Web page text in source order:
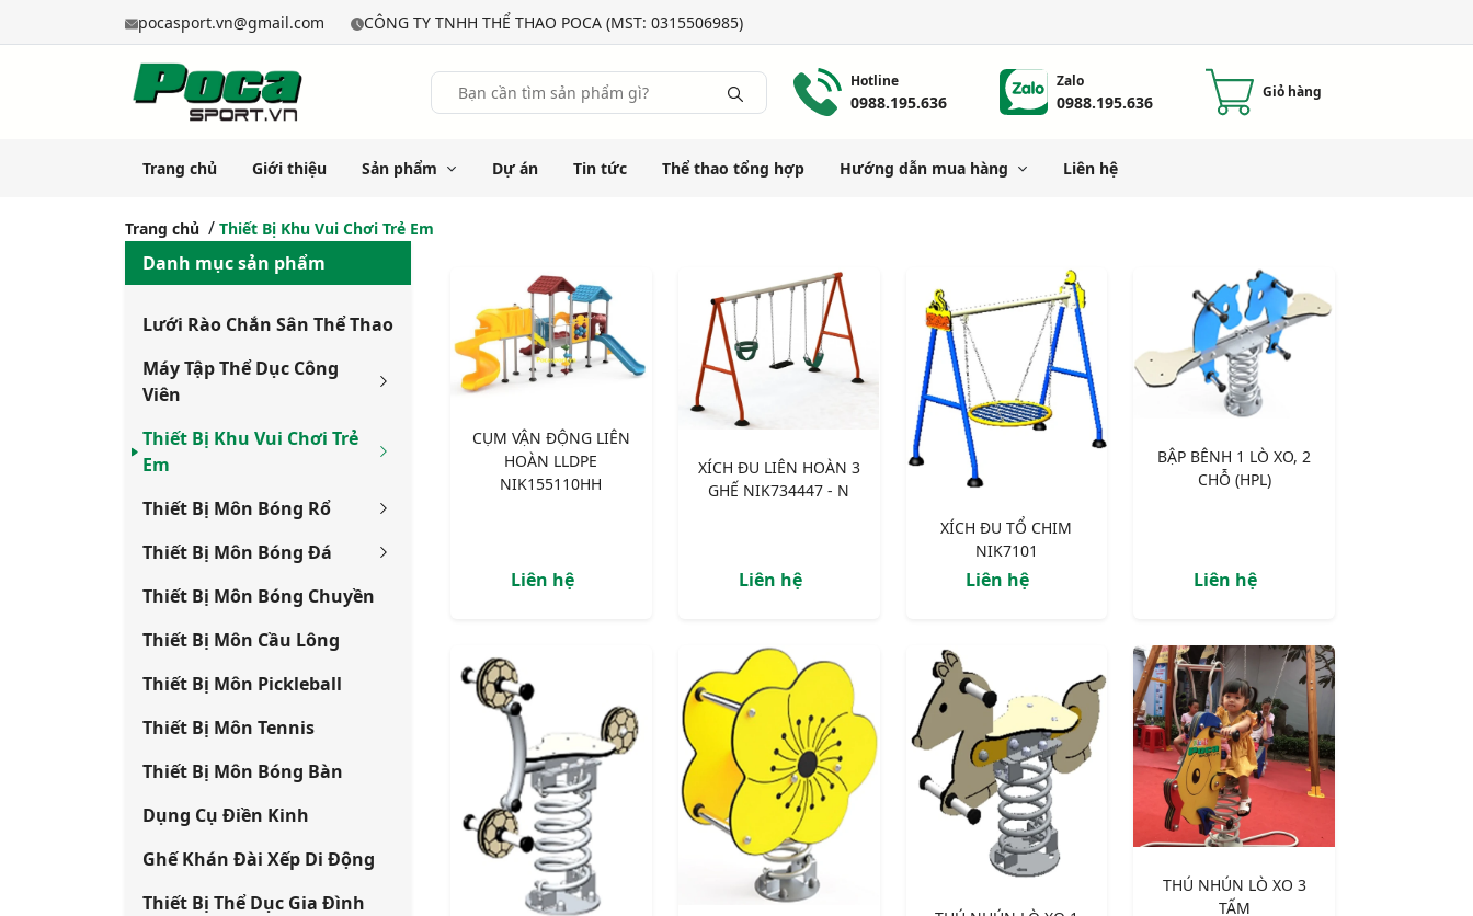
pocasport.vn@gmail.com CÔNG TY TNHH THỂ THAO POCA (MST: 0315506985)
Hotline
0988.195.636
Zalo
0988.195.636 Giỏ hàng
Trang chủ Giới thiệu Sản phẩm Dự án Tin tức Thể thao tổng hợp Hướng dẫn mua hàng Liên hệ
Trang chủ Thiết Bị Khu Vui Chơi Trẻ Em
Danh mục sản phẩm
Lưới Rào Chắn Sân Thể Thao
Máy Tập Thể Dục Công
Viên
Thiết Bị Khu Vui Chơi Trẻ
Em
Thiết Bị Môn Bóng Rổ
Thiết Bị Môn Bóng Đá
Thiết Bị Môn Bóng Chuyền
Thiết Bị Môn Cầu Lông
Thiết Bị Môn Pickleball
Thiết Bị Môn Tennis
Thiết Bị Môn Bóng Bàn
Dụng Cụ Điền Kinh
Ghế Khán Đài Xếp Di Động
Thiết Bị Thể Dục Gia Đình
CỤM VẬN ĐỘNG LIÊN
HOÀN LLDPE
NIK155110HH
Liên hệ
XÍCH ĐU LIÊN HOÀN 3
GHẾ NIK734447 - N
Liên hệ
XÍCH ĐU TỔ CHIM
NIK7101
Liên hệ
BẬP BÊNH 1 LÒ XO, 2
CHỖ (HPL)
Liên hệ
THÚ NHÚN LÒ XO 3
TẤM